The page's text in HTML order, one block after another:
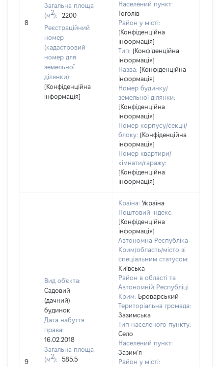
8
Загальна площа
(м2):
2200
Реєстраційний
номер
(кадастровий
номер для
земельної
ділянки):
[Конфіденційна
інформація]
Населений пункт:
Гоголів
Район у місті:
[Конфіденційна
інформація]
Тип: [Конфіденційна
інформація]
Назва: [Конфіденційна
інформація]
Номер будинку/
земельної ділянки:
[Конфіденційна
інформація]
Номер корпусу/секції/
блоку: [Конфіденційна
інформація]
Номер квартири/
кімнати/гаражу:
[Конфіденційна
інформація]
9
Вид об'єкта:
Садовий
(дачний)
будинок
Дата набуття
права:
16.02.2018
Загальна площа
(м2):
585.5
Країна: Україна
Поштовий індекс:
[Конфіденційна
інформація]
Автономна Республіка
Крим/область/місто зі
спеціальним статусом:
Київська
Район в області та
Автономній Республіці
Крим: Броварський
Територіальна громада:
Зазимська
Тип населеного пункту:
Село
Населений пункт:
Зазим’я
Район у місті: